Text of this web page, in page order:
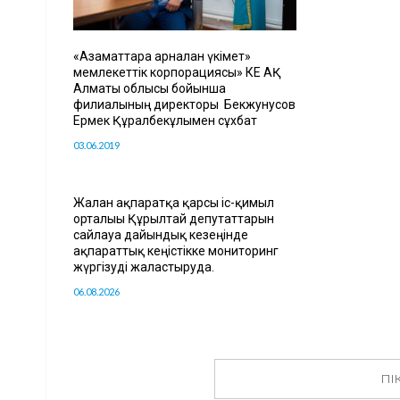
«Азаматтарға арналған үкімет»
мемлекеттік корпорациясы» КЕ АҚ
Алматы облысы бойынша
филиалының директоры Бекжунусов
Ермек Құралбекұлымен сұхбат
03.06.2019
Жалған ақпаратқа қарсы іс-қимыл
орталығы Құрылтай депутаттарын
сайлауға дайындық кезеңінде
ақпараттық кеңістікке мониторинг
жүргізуді жалғастыруда.
06.08.2026